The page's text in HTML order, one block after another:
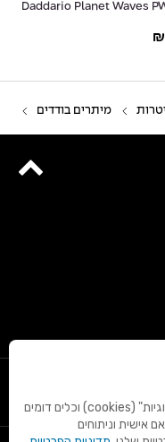
- Daddario Planet Waves
₪
מיתרים בודדים
לידיעתכם, באתר זה נעשה שימוש ב"קבצי עוגיות" (cookies) וכלים דומים
אישית וניתוחים